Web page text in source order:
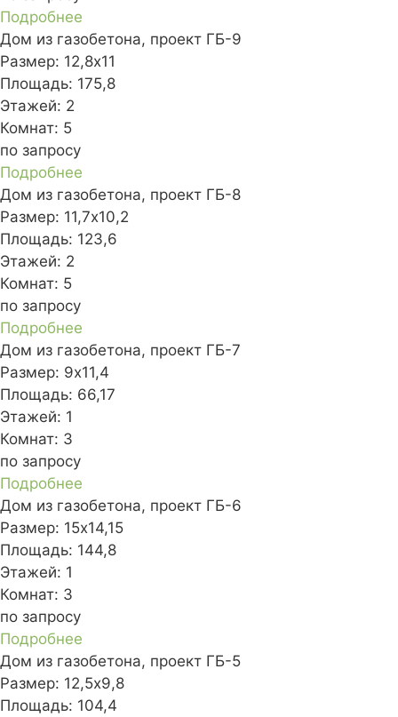
Подробнее
Дом из газобетона, проект ГБ-9
Размер: 12,8х11
Площадь: 175,8
Этажей: 2
Комнат: 5
по запросу
Подробнее
Дом из газобетона, проект ГБ-8
Размер: 11,7х10,2
Площадь: 123,6
Этажей: 2
Комнат: 5
по запросу
Подробнее
Дом из газобетона, проект ГБ-7
Размер: 9х11,4
Площадь: 66,17
Этажей: 1
Комнат: 3
по запросу
Подробнее
Дом из газобетона, проект ГБ-6
Размер: 15x14,15
Площадь: 144,8
Этажей: 1
Комнат: 3
по запросу
Подробнее
Дом из газобетона, проект ГБ-5
Размер: 12,5x9,8
Площадь: 104,4